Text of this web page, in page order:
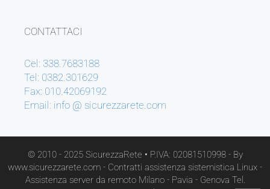
CONTATTACI
Cel: 338.7683188
Tel: 0382.301629
Fax: 010.42069192
Email: info @ sicurezzarete.com
© 2010 - 2025 SicurezzaRete • P.IVA: 02081510998 - By
www.sicurezzarete.com - Contratti assistenza sistemistica Linux -
Assistenza server da remoto Milano - Pavia - Genova Tel.